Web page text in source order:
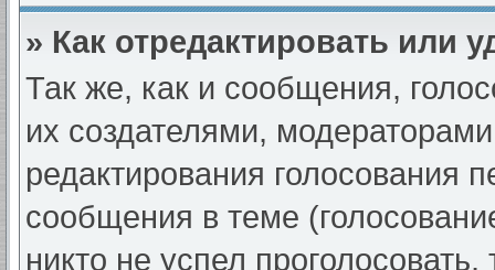
» Как отредактировать или
Так же, как и сообщения,
их создателями,
редактирования голосования
сообщения в теме
никто не успел